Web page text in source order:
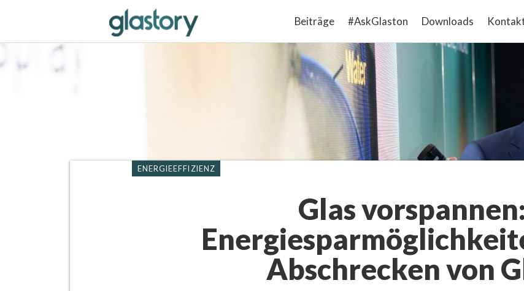
Beiträge #AskGlaston Downloads
Glas vorspannen:
Abschrecken von
ENERGIEEFFIZIENZ